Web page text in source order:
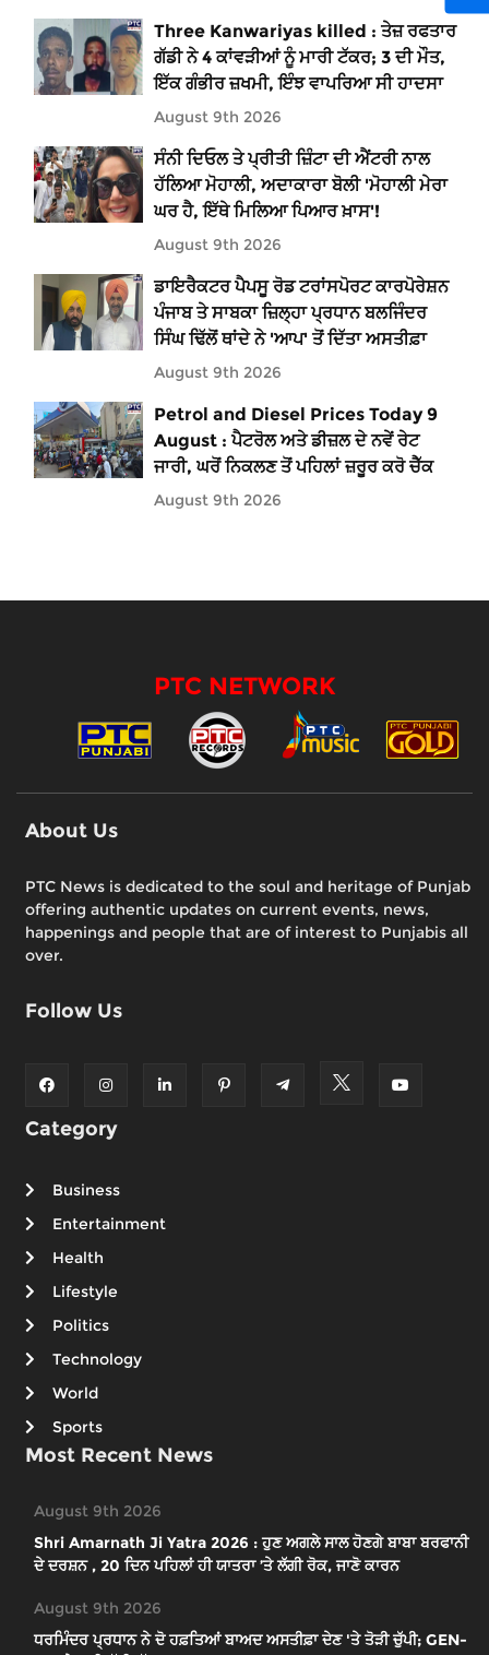
Three Kanwariyas killed : ਤੇਜ਼ ਰਫਤਾਰ
ਗੱਡੀ ਨੇ 4 ਕਾਂਵੜੀਆਂ ਨੂੰ ਮਾਰੀ ਟੱਕਰ; 3 ਦੀ ਮੌਤ,
ਇੱਕ ਗੰਭੀਰ ਜ਼ਖਮੀ, ਇੰਝ ਵਾਪਰਿਆ ਸੀ ਹਾਦਸਾ
August 9th 2026
ਸੰਨੀ ਦਿਓਲ ਤੇ ਪ੍ਰੀਤੀ ਜ਼ਿੰਟਾ ਦੀ ਐਂਟਰੀ ਨਾਲ
ਹੱਲਿਆ ਮੋਹਾਲੀ, ਅਦਾਕਾਰਾ ਬੋਲੀ 'ਮੋਹਾਲੀ ਮੇਰਾ
ਘਰ ਹੈ, ਇੱਥੇ ਮਿਲਿਆ ਪਿਆਰ ਖ਼ਾਸ'!
August 9th 2026
ਡਾਇਰੈਕਟਰ ਪੈਪਸੂ ਰੋਡ ਟਰਾਂਸਪੋਰਟ ਕਾਰਪੋਰੇਸ਼ਨ
ਪੰਜਾਬ ਤੇ ਸਾਬਕਾ ਜ਼ਿਲ੍ਹਾ ਪ੍ਰਧਾਨ ਬਲਜਿੰਦਰ
ਸਿੰਘ ਢਿੱਲੋਂ ਥਾਂਦੇ ਨੇ 'ਆਪ' ਤੋਂ ਦਿੱਤਾ ਅਸਤੀਫ਼ਾ
August 9th 2026
Petrol and Diesel Prices Today 9
August : ਪੈਟਰੋਲ ਅਤੇ ਡੀਜ਼ਲ ਦੇ ਨਵੇਂ ਰੇਟ
ਜਾਰੀ, ਘਰੋਂ ਨਿਕਲਣ ਤੋਂ ਪਹਿਲਾਂ ਜ਼ਰੂਰ ਕਰੋ ਚੈੱਕ
August 9th 2026
PTC NETWORK
About Us
PTC News is dedicated to the soul and heritage of Punjab
offering authentic updates on current events, news,
happenings and people that are of interest to Punjabis all
over.
Follow Us
Category
Business
Entertainment
Health
Lifestyle
Politics
Technology
World
Sports
Most Recent News
August 9th 2026
Shri Amarnath Ji Yatra 2026 : ਹੁਣ ਅਗਲੇ ਸਾਲ ਹੋਣਗੇ ਬਾਬਾ ਬਰਫਾਨੀ
ਦੇ ਦਰਸ਼ਨ , 20 ਦਿਨ ਪਹਿਲਾਂ ਹੀ ਯਾਤਰਾ ’ਤੇ ਲੱਗੀ ਰੋਕ, ਜਾਣੋ ਕਾਰਨ
August 9th 2026
ਧਰਮਿੰਦਰ ਪ੍ਰਧਾਨ ਨੇ ਦੋ ਹਫ਼ਤਿਆਂ ਬਾਅਦ ਅਸਤੀਫ਼ਾ ਦੇਣ 'ਤੇ ਤੋੜੀ ਚੁੱਪੀ; GEN-